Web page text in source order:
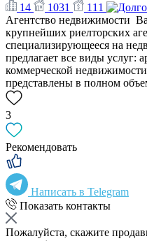
14
1031 111
Агентство недвижимости
крупнейших риелторских
специализирующееся на
предлагает все виды услуг:
коммерческой
представлены в полном
3
Рекомендовать
Написать в Telegram
Показать контакты
Пожалуйста, скажите